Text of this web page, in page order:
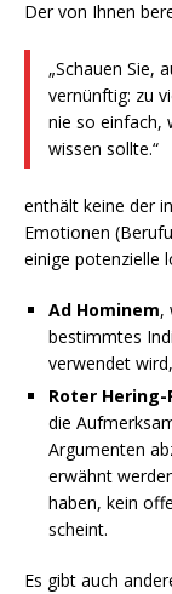
Der von Ihnen
„Schauen Sie,
vernünftig: zu
nie so einfach,
wissen sollte.“
enthält keine der
Emotionen
einige potenzielle
Ad Hominem,
bestimmtes
verwendet
Roter Hering-
die
Argumenten
erwähnt
haben, kein
scheint.
Es gibt auch